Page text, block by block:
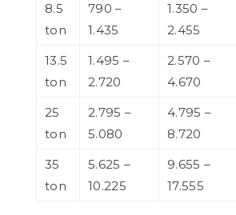
8.5
ton
790 –
1.435
1.350 –
2.455
13.5
ton
1.495 –
2.720
2.570 –
4.670
25
ton
2.795 –
5.080
4.795 –
8.720
35
ton
5.625 –
10.225
9.655 –
17.555